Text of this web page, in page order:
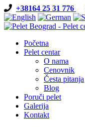
+38164 25 31 776
Početna
Pelet centar
O nama
Cenovnik
Česta pitanja
Blog
Poruči pelet
Galerija
Kontakt